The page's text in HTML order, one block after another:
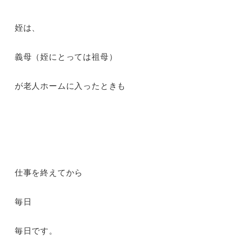
姪は、
義母（姪にとっては祖母）
が老人ホームに入ったときも
仕事を終えてから
毎日
毎日です。